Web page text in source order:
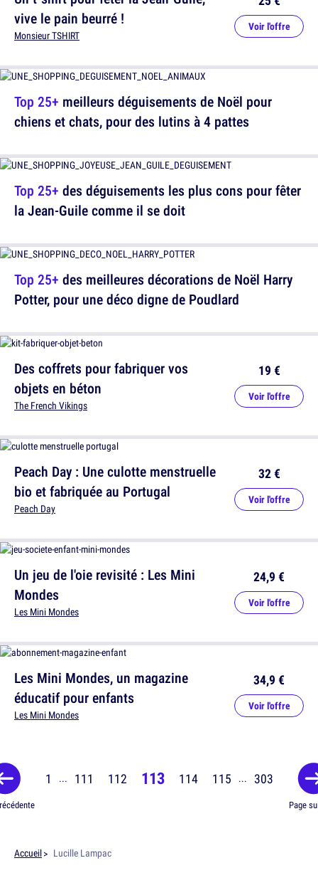
Top 25+ meilleurs déguisements de Noël pour
chiens et chats, pour des lutins à 4 pattes
Top 25+ des meilleures décorations de Noël Harry
Potter, pour une déco digne de Poudlard
Peach Day : Une culotte menstruelle
bio et fabriquée au Portugal
Peach Day
32 €
Voir l'offre
Les Mini Mondes, un magazine
éducatif pour enfants
Les Mini Mondes
34,9 €
Voir l'offre
vive le pain beurré !
Monsieur TSHIRT
Voir l'offre
Top 25+ des déguisements les plus cons pour fêter
la Jean-Guile comme il se doit
Des coffrets pour fabriquer vos
objets en béton
The French Vikings
19 €
Voir l'offre
Un jeu de l'oie revisité : Les Mini
Mondes
Les Mini Mondes
24,9 €
Voir l'offre
1 ... 111 112 113 114 115 ... 303
Page
Accueil Lucille Lampac